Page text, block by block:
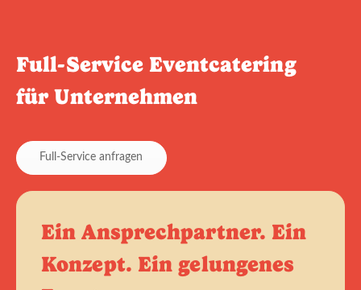
Full-Service Eventcatering
für Unternehmen
Full-Service anfragen
Ein Ansprechpartner. Ein
Konzept. Ein gelungenes